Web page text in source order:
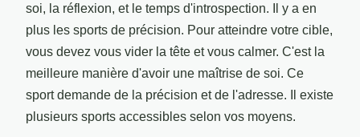
soi, la réflexion, et le temps d'introspection. Il y a en
plus les sports de précision. Pour atteindre votre cible,
vous devez vous vider la tête et vous calmer. C'est la
meilleure manière d'avoir une maîtrise de soi. Ce
sport demande de la précision et de l'adresse. Il existe
plusieurs sports accessibles selon vos moyens.